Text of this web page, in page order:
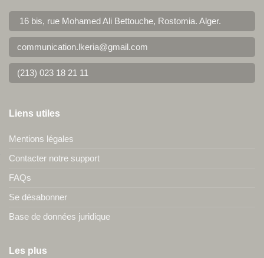
16 bis, rue Mohamed Ali Bettouche, Rostomia. Alger.
communication.lkeria@gmail.com
(213) 023 18 21 11
Liens utiles
Mentions légales
Contacter notre support
FAQs
Se désabonner
Base de données juridique
Les plus